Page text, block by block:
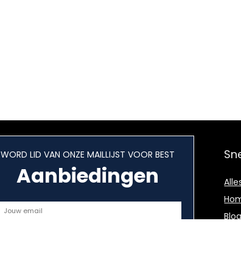
WORD LID VAN ONZE MAILLIJST VOOR BEST
Aanbiedingen